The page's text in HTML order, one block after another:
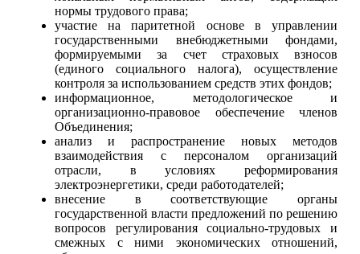
нормы трудового права;
участие на паритетной основе в управлении
государственными внебюджетными фондами,
формируемыми за счет страховых взносов
(единого социального налога), осуществление
контроля за использованием средств этих фондов;
информационное, методологическое и
организационно-правовое обеспечение членов
Объединения;
анализ и распространение новых методов
взаимодействия с персоналом организаций
отрасли, в условиях реформирования
электроэнергетики, среди работодателей;
внесение в соответствующие органы
государственной власти предложений по решению
вопросов регулирования социально-трудовых и
смежных с ними экономических отношений,